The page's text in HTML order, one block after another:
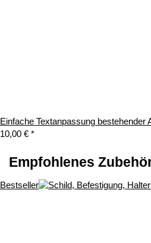
Einfache Textanpassung bestehender
10,00 € *
Empfohlenes
Bestseller